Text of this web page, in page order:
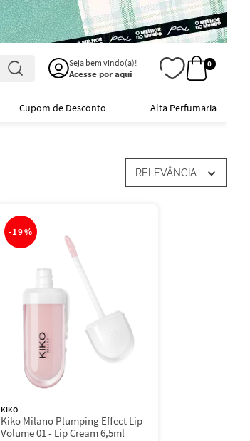
Seja bem vindo(a)!
Acesse por aqui
0
Cupom de Desconto Alta Perfumaria
RELEVÂNCIA
-19%
KIKO
Kiko Milano Plumping Effect Lip
Volume 01 - Lip Cream 6,5ml